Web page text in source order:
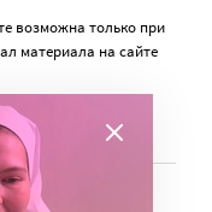
возможна только при
материала на сайте
57850 выдано